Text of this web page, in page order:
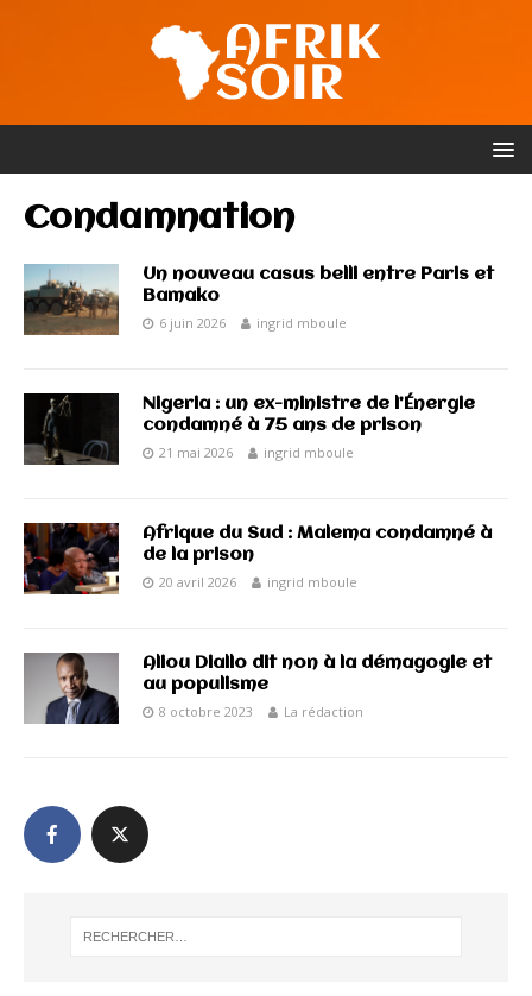
Condamnation
Un nouveau casus belli entre Paris et
Bamako
6 juin 2026 ingrid mboule
Nigeria : un ex-ministre de l’Énergie
condamné à 75 ans de prison
21 mai 2026 ingrid mboule
Afrique du Sud : Malema condamné à
de la prison
20 avril 2026 ingrid mboule
Aliou Diallo dit non à la démagogie et
au populisme
8 octobre 2023 La rédaction